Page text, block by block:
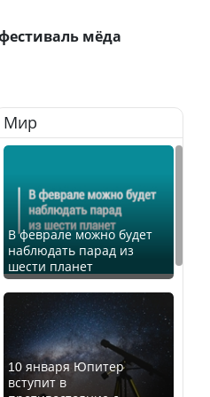
мёда
Мир
В феврале можно будет
наблюдать парад из
шести планет
10 января Юпитер
вступит в